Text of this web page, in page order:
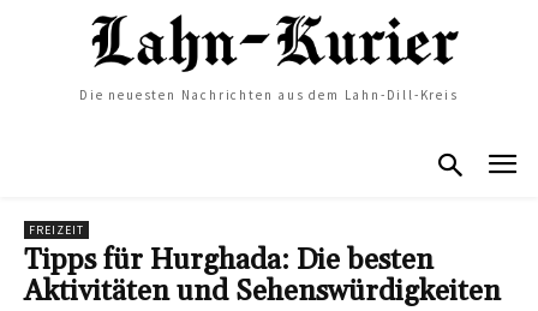
Die neuesten Nachrichten aus dem Lahn-Dill-Kreis
FREIZEIT
Tipps für Hurghada: Die besten
Aktivitäten und Sehenswürdigkeiten